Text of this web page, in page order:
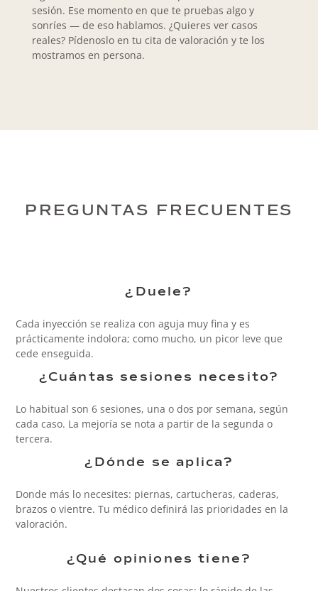
sesión. Ese momento en que te pruebas algo y
sonríes — de eso hablamos. ¿Quieres ver casos
reales? Pídenoslo en tu cita de valoración y te los
mostramos en persona.
PREGUNTAS FRECUENTES
¿Duele?
Cada inyección se realiza con aguja muy fina y es
prácticamente indolora; como mucho, un picor leve que
cede enseguida.
¿Cuántas sesiones necesito?
Lo habitual son 6 sesiones, una o dos por semana, según
cada caso. La mejoría se nota a partir de la segunda o
tercera.
¿Dónde se aplica?
Donde más lo necesites: piernas, cartucheras, caderas,
brazos o vientre. Tu médico definirá las prioridades en la
valoración.
¿Qué opiniones tiene?